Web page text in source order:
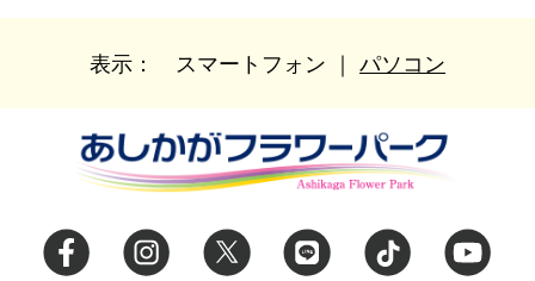
表示： スマートフォン ｜ パソコン